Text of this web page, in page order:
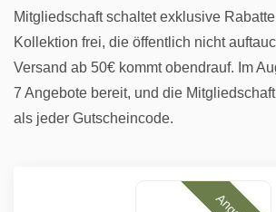
Mitgliedschaft schaltet exklusive
Kollektion frei, die öffentlich nicht
Versand ab 50€ kommt obendrauf. Im
7 Angebote bereit, und die
als jeder Gutscheincode.